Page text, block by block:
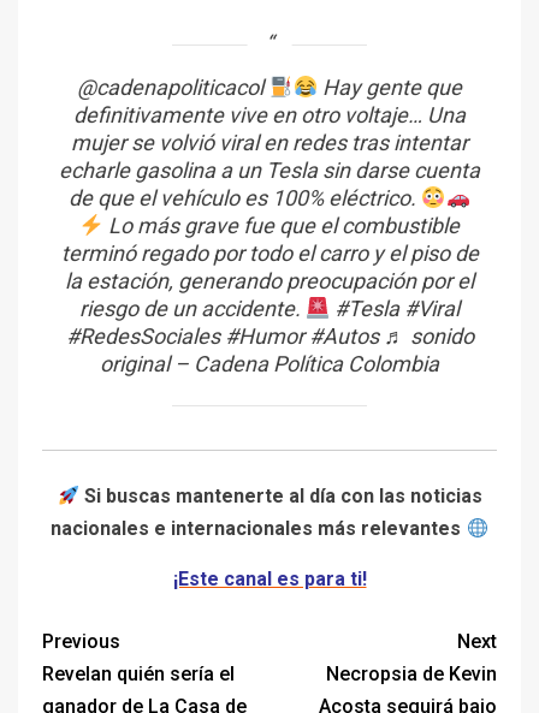
@cadenapoliticacol
Hay gente que
definitivamente vive en otro voltaje… Una
mujer se volvió viral en redes tras intentar
echarle gasolina a un Tesla sin darse cuenta
de que el vehículo es 100% eléctrico.
Lo más grave fue que el combustible
terminó regado por todo el carro y el piso de
la estación, generando preocupación por el
riesgo de un accidente.
#Tesla #Viral
#RedesSociales #Humor #Autos ♬ sonido
original – Cadena Política Colombia
Si buscas mantenerte al día con las noticias
nacionales e internacionales más relevantes
¡Este canal es para ti!
Previous
Revelan quién sería el
ganador de La Casa de
Next
Necropsia de Kevin
Acosta seguirá bajo